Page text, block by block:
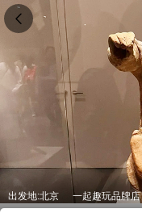
出发地:北京 一起趣玩品牌店
